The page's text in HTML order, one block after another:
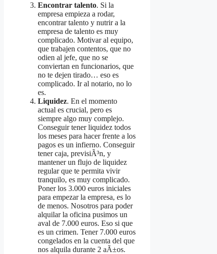
Encontrar talento. Si la
empresa empieza a rodar,
encontrar talento y nutrir a la
empresa de talento es muy
complicado. Motivar al equipo,
que trabajen contentos, que no
odien al jefe, que no se
conviertan en funcionarios, que
no te dejen tirado… eso es
complicado. Ir al notario, no lo
es.
Liquidez. En el momento
actual es crucial, pero es
siempre algo muy complejo.
Conseguir tener liquidez todos
los meses para hacer frente a los
pagos es un infierno. Conseguir
tener caja, previsiÃ³n, y
mantener un flujo de liquidez
regular que te permita vivir
tranquilo, es muy complicado.
Poner los 3.000 euros iniciales
para empezar la empresa, es lo
de menos. Nosotros para poder
alquilar la oficina pusimos un
aval de 7.000 euros. Eso si que
es un crimen. Tener 7.000 euros
congelados en la cuenta del que
nos alquila durante 2 aÃ±os.